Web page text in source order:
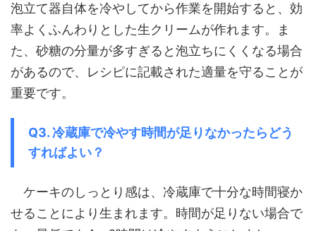
泡立て器自体を冷やしてから作業を開始すると、効
率よくふんわりとした生クリームが作れます。ま
た、砂糖の分量が多すぎると泡立ちにくくなる場合
があるので、レシピに記載された適量を守ることが
重要です。
Q3. 冷蔵庫で冷やす時間が足りなかったらどう
すればよい？
ケーキのしっとり感は、冷蔵庫で十分な時間寝か
せることにより生まれます。時間が足りない場合で